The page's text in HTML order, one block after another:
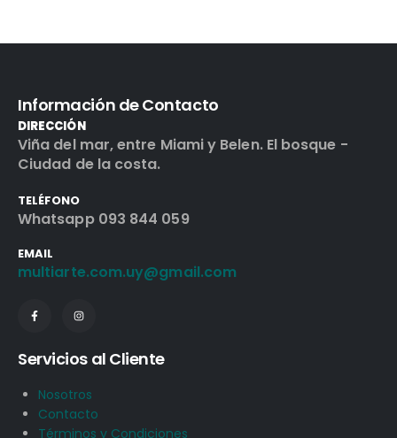
Información de Contacto
DIRECCIÓN
Viña del mar, entre Miami y Belen. El bosque -
Ciudad de la costa.
TELÉFONO
Whatsapp 093 844 059
EMAIL
multiarte.com.uy@gmail.com
Servicios al Cliente
Nosotros
Contacto
Términos y Condiciones